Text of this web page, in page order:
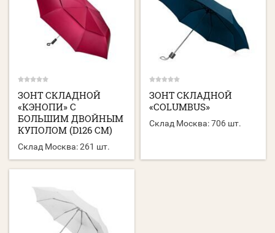
ЗОНТ СКЛАДНОЙ
«КЭНОПИ» С
БОЛЬШИМ ДВОЙНЫМ
КУПОЛОМ (D126 СМ)
Склад Москва:261 шт.
ЗОНТ СКЛАДНОЙ
«COLUMBUS»
Склад Москва: 706 шт.